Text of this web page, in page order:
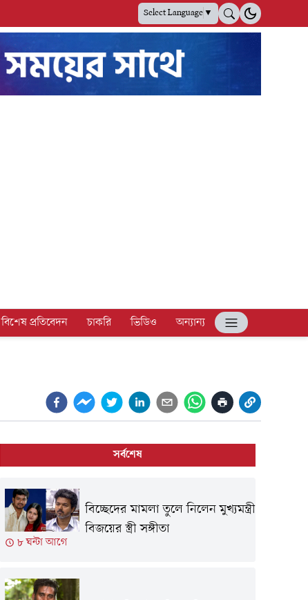
Select Language▼
বিশেষ প্রতিবেদন চাকরি ভিডিও
অন্যান্য
সর্বশেষ
৮ ঘন্টা আগে
বিচ্ছেদের মামলা তুলে নিলেন মুখ্যমন্ত্রী
বিজয়ের স্ত্রী সঙ্গীতা